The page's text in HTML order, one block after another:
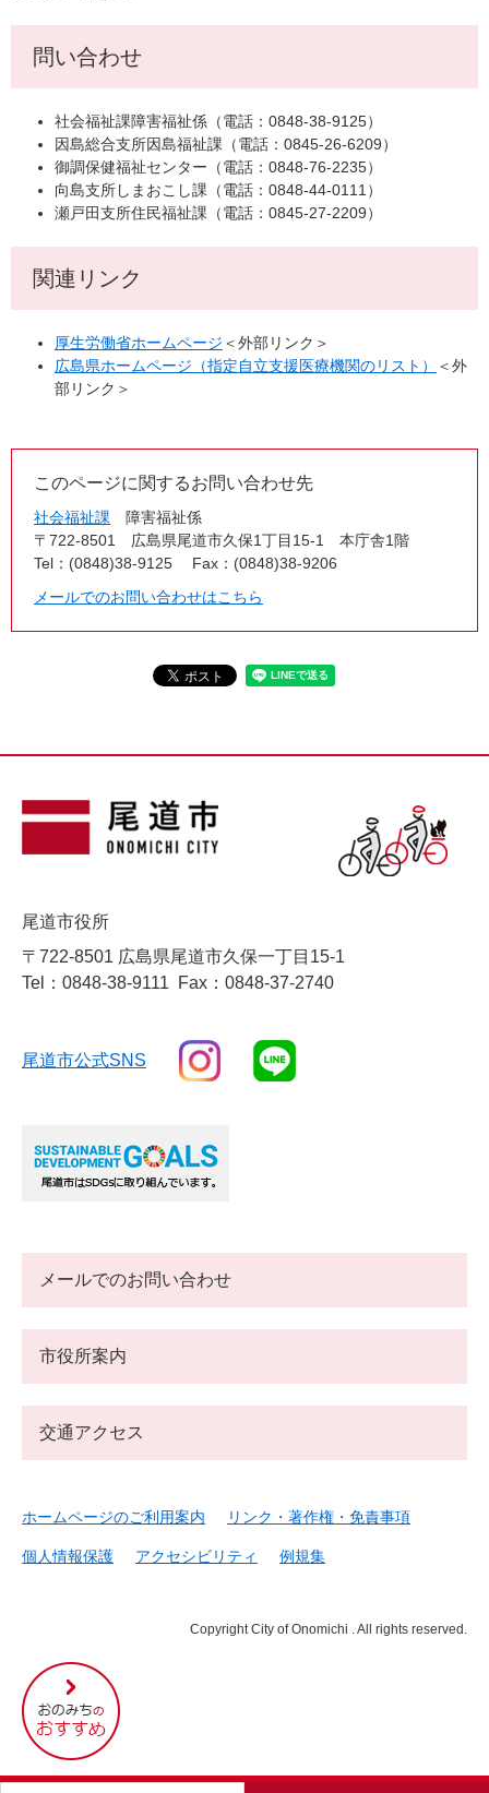
問い合わせ
社会福祉課障害福祉係（電話：0848-38-9125）
因島総合支所因島福祉課（電話：0845-26-6209）
御調保健福祉センター（電話：0848-76-2235）
向島支所しまおこし課（電話：0848-44-0111）
瀬戸田支所住民福祉課（電話：0845-27-2209）
関連リンク
厚生労働省ホームページ ＜外部リンク＞
広島県ホームページ（指定自立支援医療機関のリスト）
＜外
部リンク＞
このページに関するお問い合わせ先
社会福祉課
障害福祉係
〒722-8501
広島県尾道市久保1丁目15-1 本庁舎1階
Tel：(0848)38-9125
Fax：(0848)38-9206
メールでのお問い合わせはこちら
尾
道
市
の
す
尾道市役所
〒722-8501 広島県尾道市久保一丁目15-1
Tel：0848-38-9111
Fax：0848-37-2740
尾道市公式SNS
メールでのお問い合わせ
市役所案内
交通アクセス
ホームページのご利用案内 リンク・著作権・免責事項
個人情報保護 アクセシビリティ 例規集
Copyright City of Onomichi . All rights reserved.